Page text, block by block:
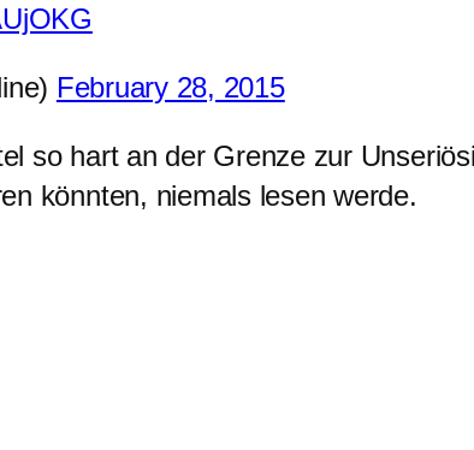
February 28, 2015
so hart an der Grenze zur
könnten, niemals lesen werde.